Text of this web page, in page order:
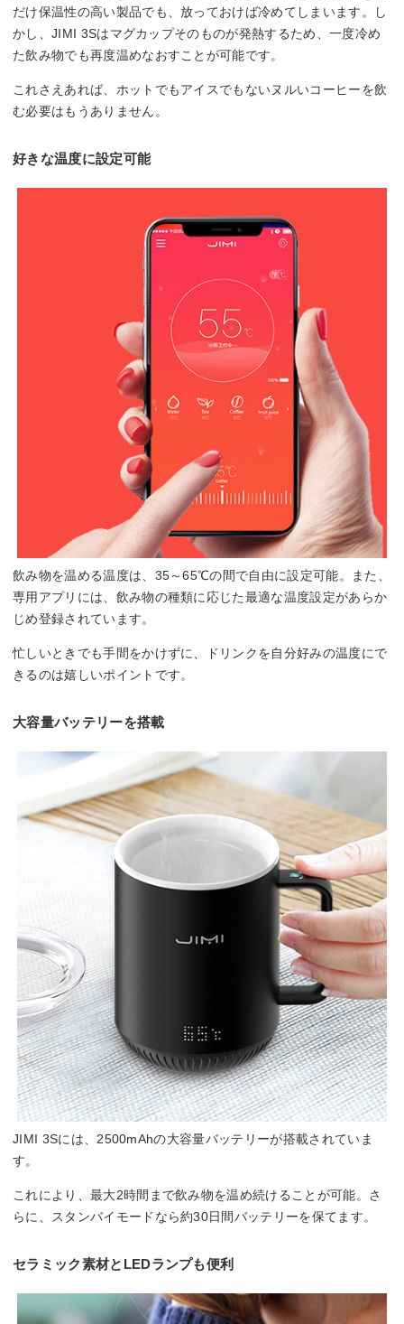
だけ保温性の高い製品でも、放っておけば冷めてしまいます。し
かし、JIMI 3Sはマグカップそのものが発熱するため、一度冷め
た飲み物でも再度温めなおすことが可能です。
これさえあれば、ホットでもアイスでもないヌルいコーヒーを飲
む必要はもうありません。
好きな温度に設定可能
飲み物を温める温度は、35～65℃の間で自由に設定可能。また、
専用アプリには、飲み物の種類に応じた最適な温度設定があらか
じめ登録されています。
忙しいときでも手間をかけずに、ドリンクを自分好みの温度にで
きるのは嬉しいポイントです。
大容量バッテリーを搭載
JIMI 3Sには、2500mAhの大容量バッテリーが搭載されていま
す。
これにより、最大2時間まで飲み物を温め続けることが可能。さ
らに、スタンバイモードなら約30日間バッテリーを保てます。
セラミック素材とLEDランプも便利